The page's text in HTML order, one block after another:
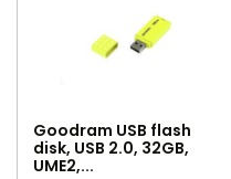
Goodram USB flash
disk, USB 2.0, 32GB,
UME2,...